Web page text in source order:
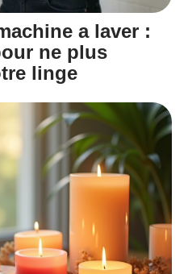
a laver :
ne plus
linge